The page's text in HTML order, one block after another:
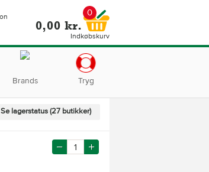
0
0,00 kr.
Indkøbskurv
Brands Tryg
Se lagerstatus (27 butikker)